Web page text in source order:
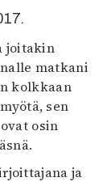
matkani
kolkkaan
sen
osin
ja